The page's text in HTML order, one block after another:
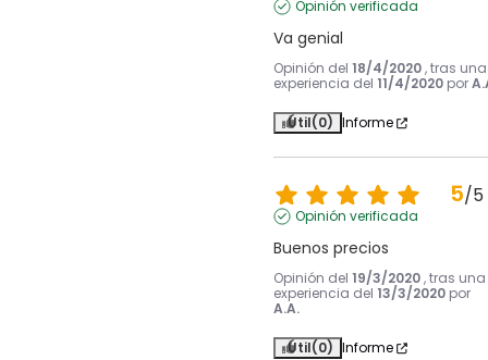
Opinión verificada
Va genial
Opinión del 18/4/2020 , tras una
experiencia del 11/4/2020 por
Útil(0) Informe
5/5
Opinión verificada
Buenos precios
Opinión del 19/3/2020 , tras una
experiencia del 13/3/2020 por
A.A.
Útil(0) Informe